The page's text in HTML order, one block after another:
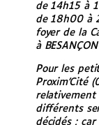
de 14h15 à
de 18h00 à
foyer de la
à
Pour les
Proxim’Cité
relativement
différents
décidés ;